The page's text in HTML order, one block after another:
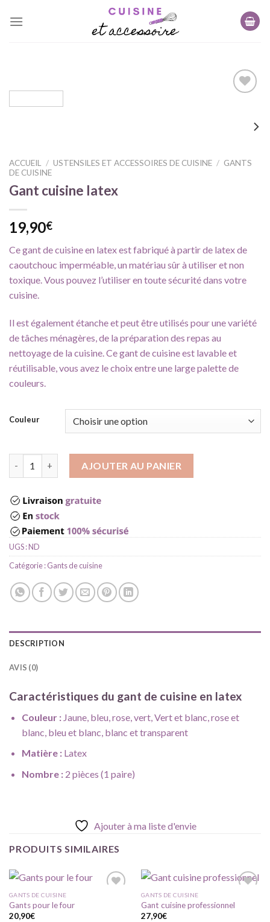
Ajouter
d'envie
ACCUEIL / USTENSILES ET ACCESSOIRES DE CUISINE / GANTS
DE CUISINE
Gant cuisine latex
19,90€
Ce gant de cuisine en latex est fabriqué à partir de latex de
caoutchouc imperméable, un matériau sûr à utiliser et non
toxique. Vous pouvez l’utiliser en toute sécurité dans votre
cuisine.
Il est également étanche et peut être utilisés pour une variété
de tâches ménagères, de la préparation des repas au
nettoyage de la cuisine. Ce gant de cuisine est lavable et
réutilisable, vous avez le choix entre une large palette de
couleurs.
Couleur
AJOUTER AU PANIER
UGS :ND
Catégorie :Gants de cuisine
DESCRIPTION
AVIS (0)
Caractéristiques du gant de cuisine en latex
Couleur :Jaune, bleu, rose, vert, Vert et blanc, rose et
blanc, bleu et blanc, blanc et transparent
Matière : Latex
Nombre :2 pièces (1 paire)
Ajouter à ma liste d'envie
PRODUITS SIMILAIRES
GANTS DE CUISINE
Gants pour le four
20,90€
GANTS DE CUISINE
Gant cuisine professionnel
27,90€